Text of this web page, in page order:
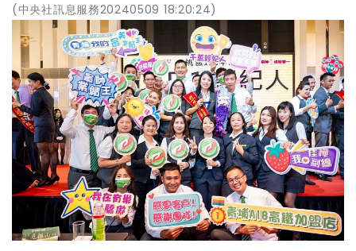
(中央社訊息服務20240509 18:20:24)